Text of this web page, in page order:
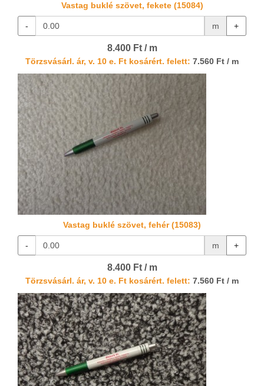
Vastag buklé szövet, fekete (15084)
- m +
8.400 Ft / m
Törzsvásárl. ár, v. 10 e. Ft kosárért. felett: 7.560 Ft / m
Vastag buklé szövet, fehér (15083)
- m +
8.400 Ft / m
Törzsvásárl. ár, v. 10 e. Ft kosárért. felett: 7.560 Ft / m